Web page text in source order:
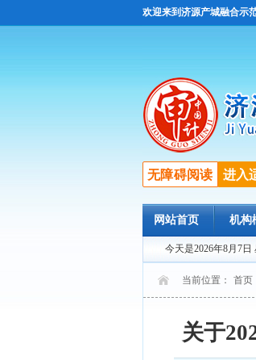
欢迎来到济源产城融合示
无障碍阅读 进入
网站首页 机构
今天是2026年8月7日
当前位置： 首页
关于